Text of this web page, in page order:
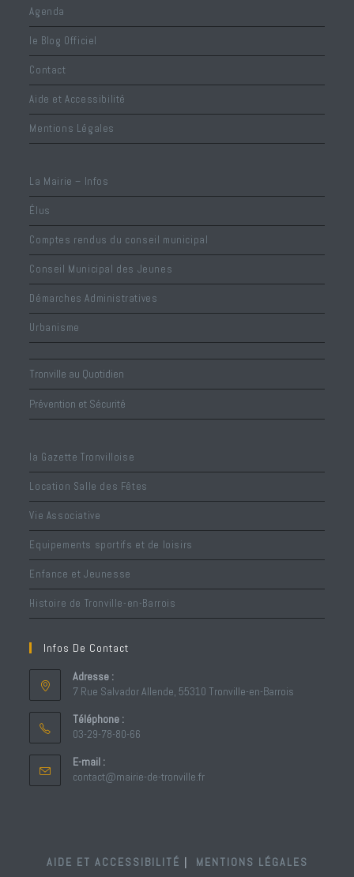
Agenda
le Blog Officiel
Contact
Aide et Accessibilité
Mentions Légales
La Mairie – Infos
Élus
Comptes rendus du conseil municipal
Conseil Municipal des Jeunes
Démarches Administratives
Urbanisme
Tronville au Quotidien
Prévention et Sécurité
la Gazette Tronvilloise
Location Salle des Fêtes
Vie Associative
Equipements sportifs et de loisirs
Enfance et Jeunesse
Histoire de Tronville-en-Barrois
Infos De Contact
Adresse :
7 Rue Salvador Allende, 55310 Tronville-en-Barrois
Téléphone :
03-29-78-80-66
dans
E-mail :
contact@mairie-de-tronville.frS’ouvre
AIDE ET ACCESSIBILITÉ MENTIONS LÉGALES